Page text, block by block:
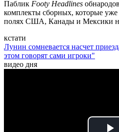
Паблик Footy Headlines
комплекты сборных, которые уже
полях США, Канады и Мексики
кстати
Лунин сомневается насчет
этом говорят сами игроки"
видео дня